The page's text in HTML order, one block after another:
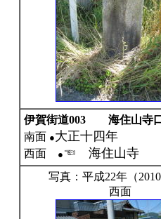
伊賀街道003 海住
南面 ●大正十四年
西面 ● ☜ 海住山寺
写真：平成22年（
西面